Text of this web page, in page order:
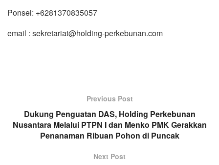
Ponsel: +6281370835057
email : sekretariat@holding-perkebunan.com
Previous Post
Dukung Penguatan DAS, Holding Perkebunan
Nusantara Melalui PTPN I dan Menko PMK Gerakkan
Penanaman Ribuan Pohon di Puncak
Next Post